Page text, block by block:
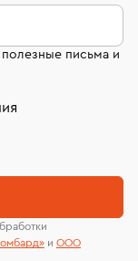
письма и
и ООО